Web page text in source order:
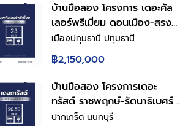
บ้านมือสอง โครงการ เดอะคัล
เลอร์พรีเมี่ยม ดอนเมือง-สรง
ประภา ทาวน์เฮ้าส์ 2 ชั้น พื้นที่
ใช้สอย 126 ตร.ม. 4 ห้องนอน
2 ห้องน้ำ จอดรถ 1 คัน ทำเล
ดอนเมือง-สรงประภา ใกล้ห้าง
โรงพยาบาล โรงเรียน
เมืองปทุมธานี ปทุมธานี
฿2,150,000
บ้านมือสอง โครงการเดอะ
ทรัสต์ ราชพฤกษ์-รัตนาธิเบศร์2
ทาวน์เฮ้าส์ 2 ชั้น พื้นที่ใช้สอย
ปากเกร็ด นนทบุรี